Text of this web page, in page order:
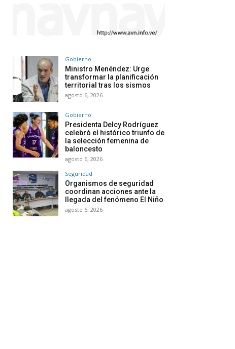
Gobierno
Ministro Menéndez: Urge
transformar la planificación
territorial tras los sismos
agosto 6, 2026
Gobierno
Presidenta Delcy Rodríguez
celebró el histórico triunfo de
la selección femenina de
baloncesto
agosto 6, 2026
Seguridad
Organismos de seguridad
coordinan acciones ante la
llegada del fenómeno El Niño
agosto 6, 2026